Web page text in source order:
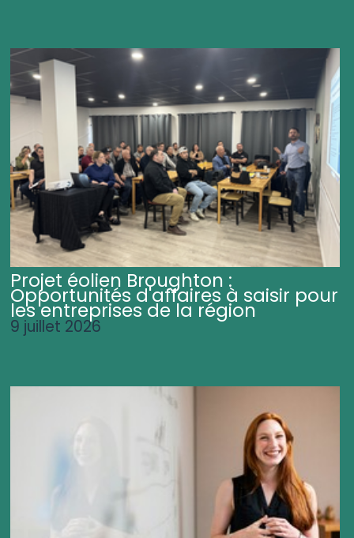
Projet éolien Broughton :
Opportunités d'affaires à saisir pour
les entreprises de la région
9 juillet 2026